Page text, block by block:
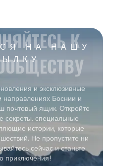
НА НАШУ
К
и эксклюзивные
Боснии и
почтовый ящик. Откройте
секреты, специальные
истории, которые
Не пропустите ни
сейчас и станьте
приключения!